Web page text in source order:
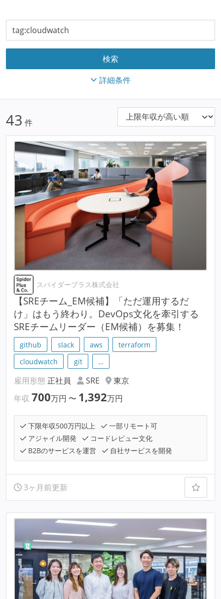
詳細条件
43 件
スパイダープラス株式会社
【SREチーム_EM候補】「ただ運用するだ
け」はもう終わり。DevOps文化を牽引する
SREチームリーダー（EM候補）を募集！
github slack aws
terraform
cloudwatch
git …
雇用形態 正社員 SRE
東京
年収 700万円 〜 1,392万円
下限年収500万円以上
一部リモート可
アジャイル開発
コードレビュー文化
B2Bのサービスを運営
自社サービスを開発
3ヶ月前更新